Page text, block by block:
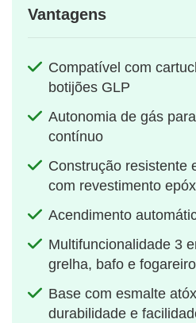
Vantagens
Compatível com
botijões GLP
Autonomia de gás
contínuo
Construção resistente
com revestimento
Acendimento
Multifuncionalidade 3
grelha, bafo e
Base com esmalte
durabilidade e